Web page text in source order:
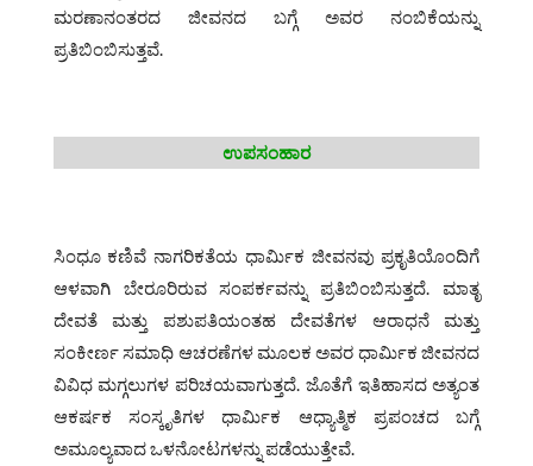
ಮರಣಾನಂತರದ ಜೀವನದ ಬಗ್ಗೆ ಅವರ ನಂಬಿಕೆಯನ್ನು
ಪ್ರತಿಬಿಂಬಿಸುತ್ತವೆ.
ಉಪಸಂಹಾರ
ಸಿಂಧೂ ಕಣಿವೆ ನಾಗರಿಕತೆಯ ಧಾರ್ಮಿಕ ಜೀವನವು ಪ್ರಕೃತಿಯೊಂದಿಗೆ
ಆಳವಾಗಿ ಬೇರೂರಿರುವ ಸಂಪರ್ಕವನ್ನು ಪ್ರತಿಬಿಂಬಿಸುತ್ತದೆ. ಮಾತೃ
ದೇವತೆ ಮತ್ತು ಪಶುಪತಿಯಂತಹ ದೇವತೆಗಳ ಆರಾಧನೆ ಮತ್ತು
ಸಂಕೀರ್ಣ ಸಮಾಧಿ ಆಚರಣೆಗಳ ಮೂಲಕ ಅವರ ಧಾರ್ಮಿಕ ಜೀವನದ
ವಿವಿಧ ಮಗ್ಗಲುಗಳ ಪರಿಚಯವಾಗುತ್ತದೆ. ಜೊತೆಗೆ ಇತಿಹಾಸದ ಅತ್ಯಂತ
ಆಕರ್ಷಕ ಸಂಸ್ಕೃತಿಗಳ ಧಾರ್ಮಿಕ ಆಧ್ಯಾತ್ಮಿಕ ಪ್ರಪಂಚದ ಬಗ್ಗೆ
ಅಮೂಲ್ಯವಾದ ಒಳನೋಟಗಳನ್ನು ಪಡೆಯುತ್ತೇವೆ.